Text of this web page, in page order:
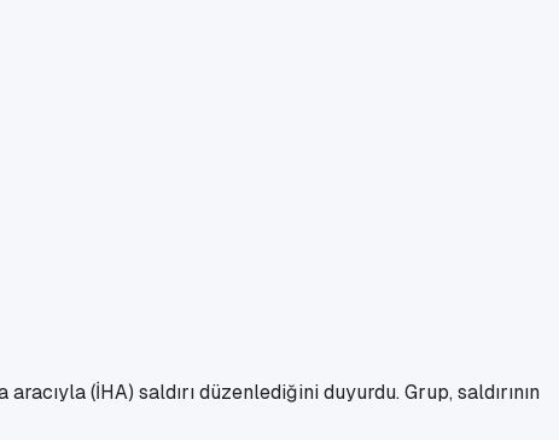
(İHA) saldırı düzenlediğini duyurdu. Grup, saldırının